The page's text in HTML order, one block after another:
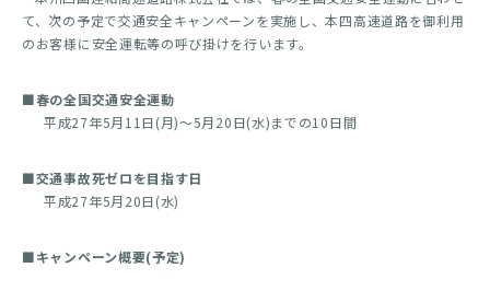
て、次の予定で交通安全キャンペーンを実施し、本四高速道路を御利用
のお客様に安全運転等の呼び掛けを行います。
■春の全国交通安全運動
平成27年5月11日(月)～5月20日(水)までの10日間
■交通事故死ゼロを目指す日
平成27年5月20日(水)
■キャンペーン概要(予定)